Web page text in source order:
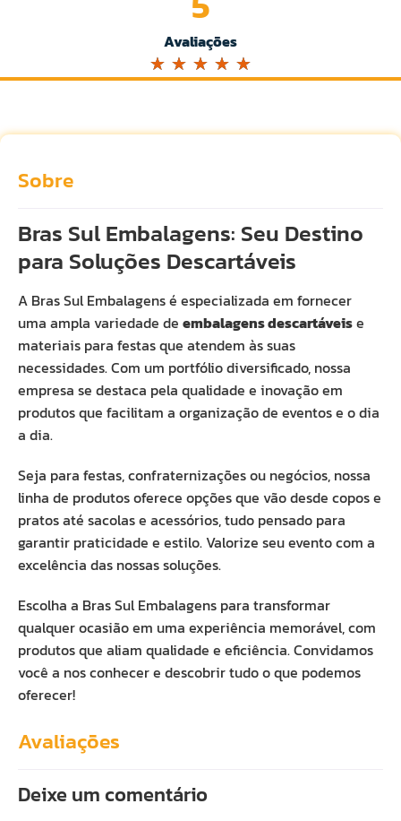
Avaliações
☆ ☆ ☆ ☆ ☆
Sobre
Bras Sul Embalagens: Seu Destino
para Soluções Descartáveis
A Bras Sul Embalagens é especializada em fornecer
uma ampla variedade de embalagens descartáveise
materiais para festas que atendem às suas
necessidades. Com um portfólio diversificado, nossa
empresa se destaca pela qualidade e inovação em
produtos que facilitam a organização de eventos e o dia
a dia.
Seja para festas, confraternizações ou negócios, nossa
linha de produtos oferece opções que vão desde copos e
pratos até sacolas e acessórios, tudo pensado para
garantir praticidade e estilo. Valorize seu evento com a
excelência das nossas soluções.
Escolha a Bras Sul Embalagens para transformar
qualquer ocasião em uma experiência memorável, com
produtos que aliam qualidade e eficiência. Convidamos
você a nos conhecer e descobrir tudo o que podemos
oferecer!
Avaliações
Deixe um comentário